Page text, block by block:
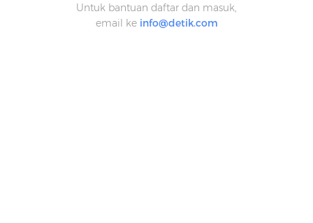
Untuk bantuan daftar dan masuk,
email ke info@detik.com